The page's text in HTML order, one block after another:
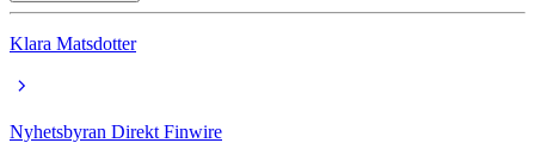
Klara Matsdotter
Nyhetsbyran Direkt Finwire